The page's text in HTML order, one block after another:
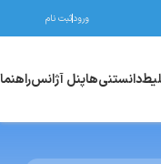
ورودثبت نام
دانستنی‌هاپنل آژانسراهنما